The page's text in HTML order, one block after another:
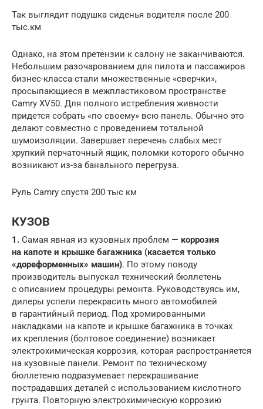
Так выглядит подушка сиденья водителя после 200
тыс.км
Однако, на этом претензии к салону не заканчиваются.
Небольшим разочарованием для пилота и пассажиров
бизнес-класса стали множественные «сверчки»,
просыпающиеся в межпластиковом пространстве
Camry XV50. Для полного истребления живности
придется собрать «по своему» всю панель. Обычно это
делают совместно с проведением тотальной
шумоизоляции. Завершает перечень слабых мест
хрупкий перчаточный ящик, поломки которого обычно
возникают из-за банального перегруза.
Руль Camry спустя 200 тыс км
КУЗОВ
1. Самая явная из кузовных проблем — коррозия
на капоте и крышке багажника (касается только
«дореформенных» машин). По этому поводу
производитель выпускал технический бюллетень
с описанием процедуры ремонта. Руководствуясь им,
дилеры успели перекрасить много автомобилей
в гарантийный период. Под хромированными
накладками на капоте и крышке багажника в точках
их крепления (болтовое соединение) возникает
электрохимическая коррозия, которая распространяется
на кузовные панели. Ремонт по техническому
бюллетеню подразумевает перекрашивание
пострадавших деталей с использованием кислотного
грунта. Повторную электрохимическую коррозию